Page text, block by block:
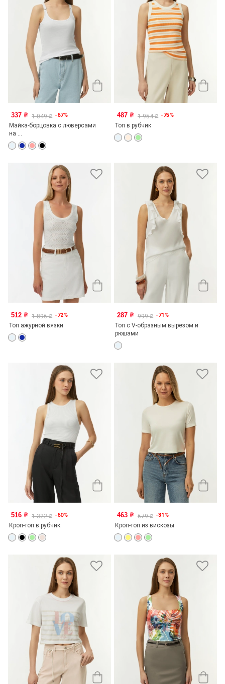
337 o 1 049o -67%
Майка-борцовка с люверсами
на ...
487 o 1 954o -75%
Топ в рубчик
512 o 1 896o -72%
Топ ажурной вязки
287 o 999o -71%
Топ с V-образным вырезом и
рюшами
516 o 1 322o -60%
Кроп-топ в рубчик
463 o 679o -31%
Кроп-топ из вискозы